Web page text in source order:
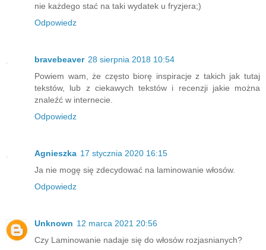
nie każdego stać na taki wydatek u fryzjera;)
Odpowiedz
bravebeaver 28 sierpnia 2018 10:54
Powiem wam, że często biorę inspiracje z takich jak tutaj
tekstów, lub z ciekawych tekstów i recenzji jakie można
znaleźć w internecie.
Odpowiedz
Agnieszka 17 stycznia 2020 16:15
Ja nie mogę się zdecydować na laminowanie włosów.
Odpowiedz
Unknown 12 marca 2021 20:56
Czy Laminowanie nadaje się do włosów rozjasnianych?